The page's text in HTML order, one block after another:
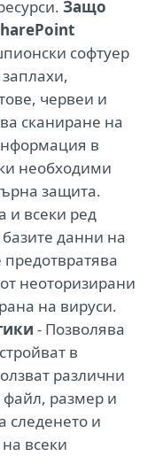
Защо
софтуер
червеи и
сканиране на
в
необходими
защита.
и всеки ред
данни на
предотвратява
неоторизирани
на вируси.
- Позволява
в
различни
размер и
следенето и
всеки